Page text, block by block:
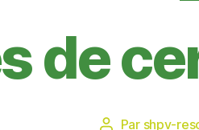
de
Auteur
Par shpv-